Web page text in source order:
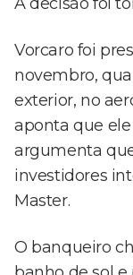
A decisão foi
Vorcaro foi
novembro,
exterior, no
aponta que
argumenta
investidores
Master.
O banqueiro